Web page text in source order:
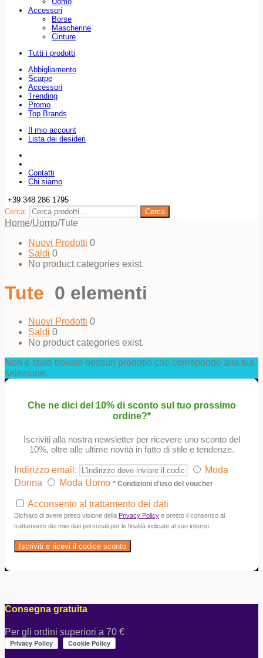
Accessori
Borse
Mascherine
Cinture
Tutti i prodotti
Abbigliamento
Scarpe
Accessori
Trending
Promo
Top Brands
Il mio account
Lista dei desideri
Contatti
Chi siamo
+39 348 286 1795
Cerca:
Cerca
Home/Uomo/Tute
Nuovi Prodotti 0
Saldi 0
No product categories exist.
Tute 0 elementi
Nuovi Prodotti 0
Saldi 0
No product categories exist.
Non è stato trovato nessun prodotto che corrisponde alla tua
selezione.
Che ne dici del 10% di sconto sul tuo prossimo
ordine?*
Iscriviti alla nostra newsletter per ricevere uno sconto del
10%, oltre alle ultime novità in fatto di stile e tendenze.
Indirizzo email:
Moda
Donna
Moda Uomo * Condizioni d'uso del voucher
Acconsento al trattamento dei dati
Dichiaro di avere preso visione della Privacy Policy e presto il consenso al
trattamento dei miei dati personali per le finalità indicate al suo interno.
Consegna gratuita
Per gli ordini superiori a 70 €